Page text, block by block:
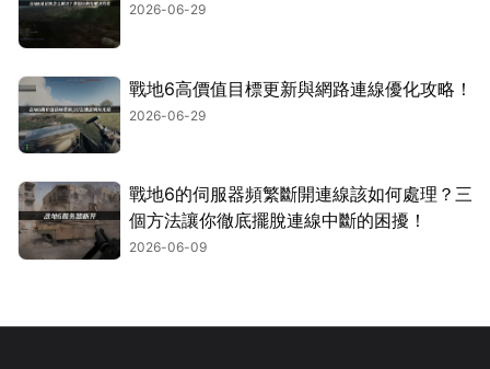
2026-06-29
戰地6高價值目標更新與網路連線優化攻略！
2026-06-29
戰地6的伺服器頻繁斷開連線該如何處理？三
個方法讓你徹底擺脫連線中斷的困擾！
2026-06-09